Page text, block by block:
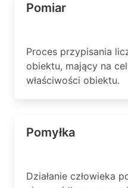
Pomiar
Proces przypisania
obiektu, mający na
właściwości obiektu.
Pomyłka
Działanie człowieka